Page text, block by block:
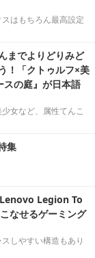
はもちろん最高設定
までよりどりみど
！「クトゥルフ×美
スの庭』が日本語
女など、属性てんこ
集
Legion To
なせるゲーミング
しやすい構造もあり